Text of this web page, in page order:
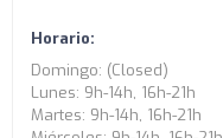
Horario:
Domingo: (closed)
Lunes: 9h-14h, 16h-21h
Martes: 9h-14h, 16h-21h